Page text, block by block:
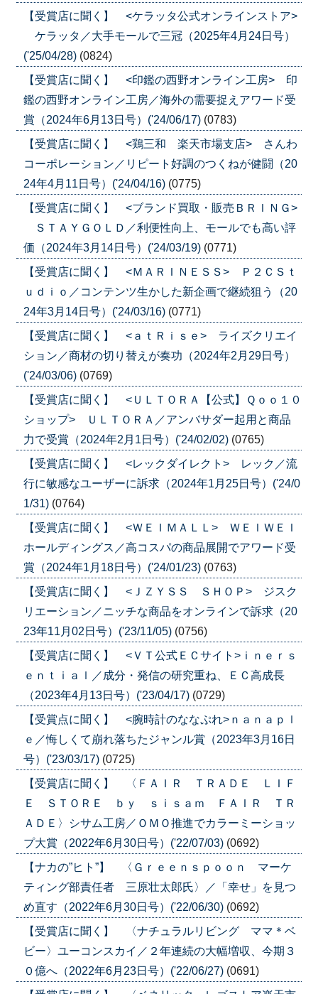
【受賞店に聞く】 <ケラッタ公式オンラインストア>
ケラッタ／大手モールで三冠（2025年4月24日号）
('25/04/28) (0824)
【受賞店に聞く】 <印鑑の西野オンライン工房> 印
鑑の西野オンライン工房／海外の需要捉えアワード受
賞（2024年6月13日号）('24/06/17) (0783)
【受賞店に聞く】 <鶏三和 楽天市場支店> さんわ
コーポレーション／リピート好調のつくねが健闘（20
24年4月11日号）('24/04/16) (0775)
【受賞店に聞く】 <ブランド買取・販売ＢＲＩＮＧ>
ＳＴＡＹＧＯＬＤ／利便性向上、モールでも高い評
価（2024年3月14日号）('24/03/19) (0771)
【受賞店に聞く】 <ＭＡＲＩＮＥＳＳ> Ｐ２ＣＳｔ
ｕｄｉｏ／コンテンツ生かした新企画で継続狙う（20
24年3月14日号）('24/03/16) (0771)
【受賞店に聞く】 <ａｔＲｉｓｅ> ライズクリエイ
ション／商材の切り替えが奏功（2024年2月29日号）
('24/03/06) (0769)
【受賞店に聞く】 <ＵＬＴＯＲＡ【公式】Ｑｏｏ１０
ショップ> ＵＬＴＯＲＡ／アンバサダー起用と商品
力で受賞（2024年2月1日号）('24/02/02) (0765)
【受賞店に聞く】 <レックダイレクト> レック／流
行に敏感なユーザーに訴求（2024年1月25日号）('24/0
1/31) (0764)
【受賞店に聞く】 <ＷＥＩＭＡＬＬ> ＷＥＩＷＥＩ
ホールディングス／高コスパの商品展開でアワード受
賞（2024年1月18日号）('24/01/23) (0763)
【受賞店に聞く】 <ＪＺＹＳＳ ＳＨＯＰ> ジスク
リエーション／ニッチな商品をオンラインで訴求（20
23年11月02日号）('23/11/05) (0756)
【受賞店に聞く】 <ＶＴ公式ＥＣサイト>ｉｎｅｒｓ
ｅｎｔｉａｌ／成分・発信の研究重ね、ＥＣ高成長
（2023年4月13日号）('23/04/17) (0729)
【受賞点に聞く】 <腕時計のななぷれ>ｎａｎａｐｌ
ｅ／悔しくて崩れ落ちたジャンル賞（2023年3月16日
号）('23/03/17) (0725)
【受賞店に聞く】 〈ＦＡＩＲ ＴＲＡＤＥ ＬＩＦ
Ｅ ＳＴＯＲＥ ｂｙ ｓｉｓａｍ ＦＡＩＲ ＴＲ
ＡＤＥ〉シサム工房／ＯＭＯ推進でカラーミーショッ
プ大賞（2022年6月30日号）('22/07/03) (0692)
【ナカの”ヒト”】 〈Ｇｒｅｅｎｓｐｏｏｎ マーケ
ティング部責任者 三原壮太郎氏〉／「幸せ」を見つ
め直す（2022年6月30日号）('22/06/30) (0692)
【受賞店に聞く】 〈ナチュラルリビング ママ＊ベ
ビー〉ユーコンスカイ／２年連続の大幅増収、今期３
０億へ（2022年6月23日号）('22/06/27) (0691)